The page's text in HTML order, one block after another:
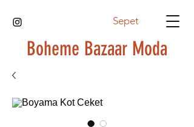
Sepet
Boheme Bazaar Moda